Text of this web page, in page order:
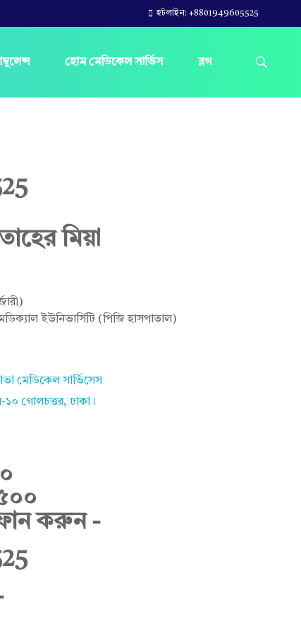
হটলাইন: +8801949605525
হোম মেডিকেল সার্ভিস ব্লগ
মিয়া
ইউনিভার্সিটি (পিজি হাসপাতাল)
মেডিকেল সার্ভিসেস
১০ গোলচত্তর, ঢাকা।
করুন -